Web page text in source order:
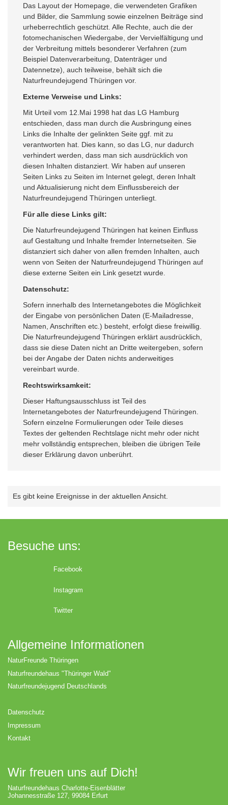
Das Layout der Homepage, die verwendeten Grafiken
und Bilder, die Sammlung sowie einzelnen Beiträge sind
urheberrechtlich geschützt. Alle Rechte, auch die der
fotomechanischen Wiedergabe, der Vervielfältigung und
der Verbreitung mittels besonderer Verfahren (zum
Beispiel Datenverarbeitung, Datenträger und
Datennetze), auch teilweise, behält sich die
Naturfreundejugend Thüringen vor.
Externe Verweise und Links:
Mit Urteil vom 12.Mai 1998 hat das LG Hamburg
entschieden, dass man durch die Ausbringung eines
Links die Inhalte der gelinkten Seite ggf. mit zu
verantworten hat. Dies kann, so das LG, nur dadurch
verhindert werden, dass man sich ausdrücklich von
diesen Inhalten distanziert. Wir haben auf unseren
Seiten Links zu Seiten im Internet gelegt, deren Inhalt
und Aktualisierung nicht dem Einflussbereich der
Naturfreundejugend Thüringen unterliegt.
Für alle diese Links gilt:
Die Naturfreundejugend Thüringen hat keinen Einfluss
auf Gestaltung und Inhalte fremder Internetseiten. Sie
distanziert sich daher von allen fremden Inhalten, auch
wenn von Seiten der Naturfreundejugend Thüringen auf
diese externe Seiten ein Link gesetzt wurde.
Datenschutz:
Sofern innerhalb des Internetangebotes die Möglichkeit
der Eingabe von persönlichen Daten (E-Mailadresse,
Namen, Anschriften etc.) besteht, erfolgt diese freiwillig.
Die Naturfreundejugend Thüringen erklärt ausdrücklich,
dass sie diese Daten nicht an Dritte weitergeben, sofern
bei der Angabe der Daten nichts anderweitiges
vereinbart wurde.
Rechtswirksamkeit:
Dieser Haftungsausschluss ist Teil des
Internetangebotes der Naturfreundejugend Thüringen.
Sofern einzelne Formulierungen oder Teile dieses
Textes der geltenden Rechtslage nicht mehr oder nicht
mehr vollständig entsprechen, bleiben die übrigen Teile
dieser Erklärung davon unberührt.
Es gibt keine Ereignisse in der aktuellen Ansicht.
Besuche uns:
Facebook
Instagram
Twitter
Allgemeine Informationen
NaturFreunde Thüringen
Naturfreundehaus "Thüringer Wald"
Naturfreundejugend Deutschlands
Datenschutz
Impressum
Kontakt
Wir freuen uns auf Dich!
Naturfreundehaus Charlotte-Eisenblätter
Johannesstraße 127, 99084 Erfurt